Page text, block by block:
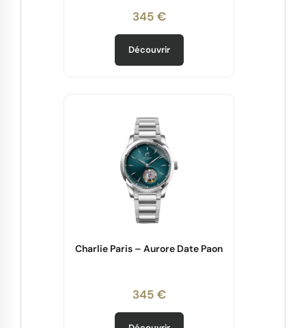
345 €
Découvrir
Charlie Paris – Aurore Date Paon
345 €